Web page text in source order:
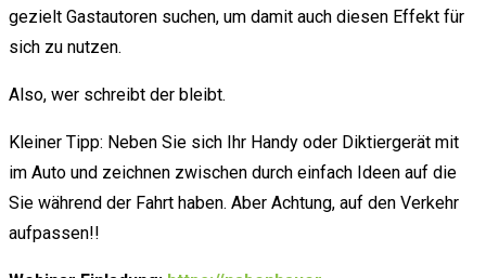
gezielt Gastautoren suchen, um damit auch diesen Effekt für
sich zu nutzen.
Also, wer schreibt der bleibt.
Kleiner Tipp: Neben Sie sich Ihr Handy oder Diktiergerät mit
im Auto und zeichnen zwischen durch einfach Ideen auf die
Sie während der Fahrt haben. Aber Achtung, auf den Verkehr
aufpassen!!